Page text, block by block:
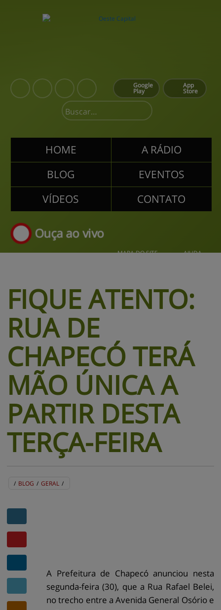
App
Store
Google
Play
HOME
A RÁDIO
BLOG
EVENTOS
VÍDEOS
CONTATO
Ouça ao vivo
MAPA DO SITE AJUDA
FIQUE ATENTO:
RUA DE
CHAPECÓ TERÁ
MÃO ÚNICA A
PARTIR DESTA
TERÇA-FEIRA
/ BLOG / GERAL /
A Prefeitura de Chapecó anunciou nesta
segunda-feira (30), que a Rua Rafael Belei,
no trecho entre a Avenida General Osório e